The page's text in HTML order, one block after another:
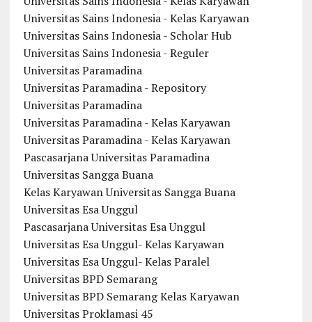
Universitas Sains Indonesia - Kelas Karyawan
Universitas Sains Indonesia - Scholar Hub
Universitas Sains Indonesia - Reguler
Universitas Paramadina
Universitas Paramadina - Repository
Universitas Paramadina
Universitas Paramadina - Kelas Karyawan
Universitas Paramadina - Kelas Karyawan
Pascasarjana Universitas Paramadina
Universitas Sangga Buana
Kelas Karyawan Universitas Sangga Buana
Universitas Esa Unggul
Pascasarjana Universitas Esa Unggul
Universitas Esa Unggul- Kelas Karyawan
Universitas Esa Unggul- Kelas Paralel
Universitas BPD Semarang
Universitas BPD Semarang Kelas Karyawan
Universitas Proklamasi 45